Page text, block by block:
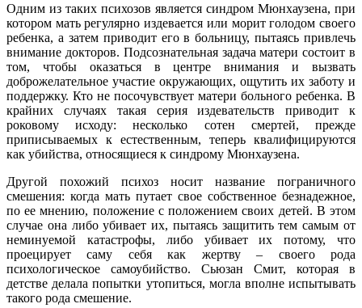
Одним из таких психозов является синдром Мюнхаузена, при
котором мать регулярно издевается или морит голодом своего
ребенка, а затем приводит его в больницу, пытаясь привлечь
внимание докторов. Подсознательная задача матери состоит в
том, чтобы оказаться в центре внимания и вызвать
доброжелательное участие окружающих, ощутить их заботу и
поддержку. Кто не посочувствует матери больного ребенка. В
крайних случаях такая серия издевательств приводит к
роковому исходу: несколько сотен смертей, прежде
приписываемых к естественным, теперь квалифицируются
как убийства, относящиеся к синдрому Мюнхаузена.
Другой похожий психоз носит название пограничного
смешения: когда мать путает свое собственное безнадежное,
по ее мнению, положение с положением своих детей. В этом
случае она либо убивает их, пытаясь защитить тем самым от
неминуемой катастрофы, либо убивает их потому, что
проецирует саму себя как жертву – своего рода
психологическое самоубийство. Сьюзан Смит, которая в
детстве делала попытки утопиться, могла вполне испытывать
такого рода смешение.